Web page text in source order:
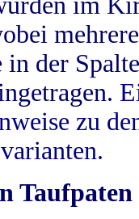
der
zu
Taufpaten